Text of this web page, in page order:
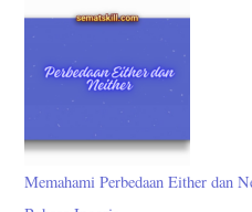
Memahami Perbedaan Either dan